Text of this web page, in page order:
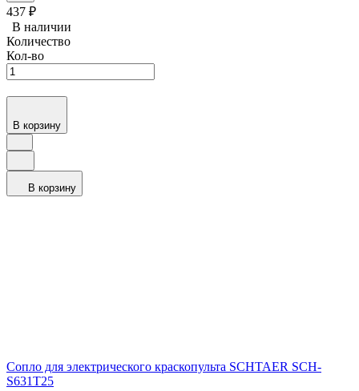
437 ₽
В наличии
Количество
Кол-во
В корзину
В корзину
Сопло для электрического краскопульта SCHTAER SCH-
S631T25